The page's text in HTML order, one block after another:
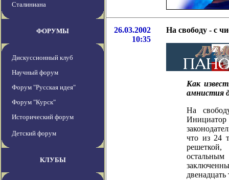
Сталиниана
ФОРУМЫ
Дискуссионный клуб
Научный форум
Форум "Русская идея"
Форум "Курск"
Исторический форум
Детский форум
КЛУБЫ
26.03.2002
10:35
На свободу - с
Как
амнистия
На
что из 24
двенадцать